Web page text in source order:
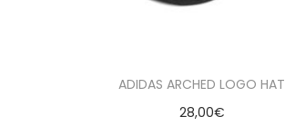
ADIDAS ARCHED LOGO HAT
28,00€